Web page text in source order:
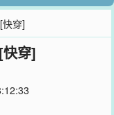
穿]
穿]